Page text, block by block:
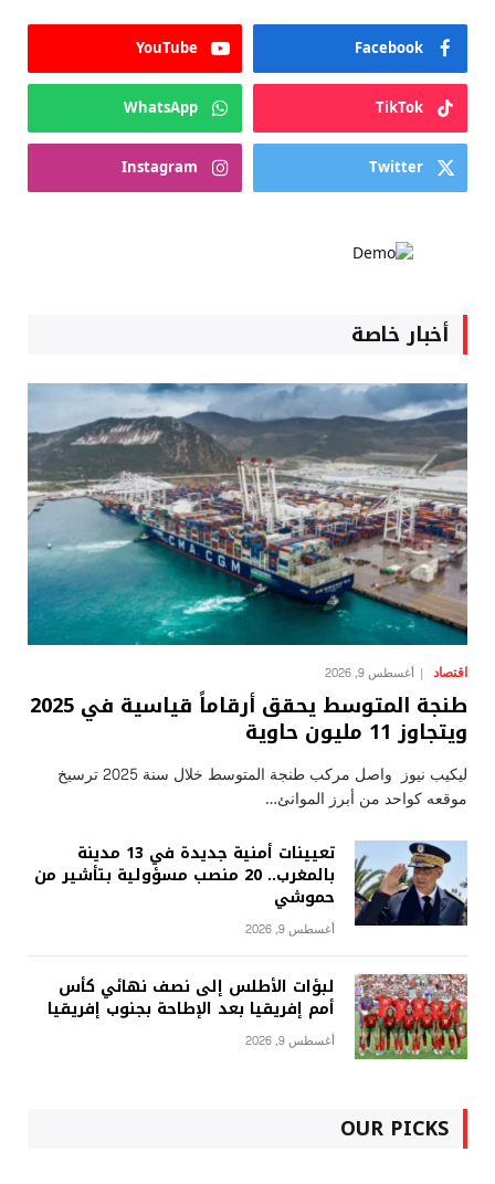
Facebook
YouTube
TikTok
WhatsApp
Twitter
Instagram
أخبار خاصة
اقتصاد أغسطس 9, 2026
طنجة المتوسط يحقق أرقاماً قياسية في 2025
ويتجاوز 11 مليون حاوية
ليكيب نيوز واصل مركب طنجة المتوسط خلال سنة 2025 ترسيخ
موقعه كواحد من أبرز الموانئ…
تعيينات أمنية جديدة في 13 مدينة
بالمغرب.. 20 منصب مسؤولية بتأشير من
حموشي
أغسطس 9, 2026
لبؤات الأطلس إلى نصف نهائي كأس
أمم إفريقيا بعد الإطاحة بجنوب إفريقيا
أغسطس 9, 2026
OUR PICKS